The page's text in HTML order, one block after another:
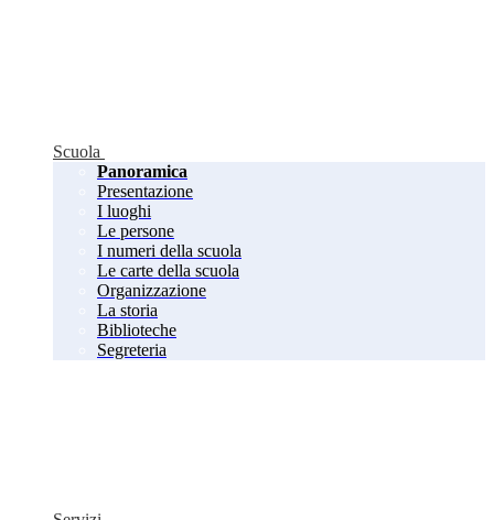
Scuola
Panoramica
Presentazione
I luoghi
Le persone
I numeri della scuola
Le carte della scuola
Organizzazione
La storia
Biblioteche
Segreteria